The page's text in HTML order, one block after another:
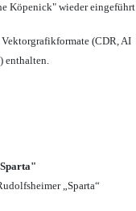
Köpenick" wieder eingeführt
(CDR, AI
enthalten.
„Sparta“